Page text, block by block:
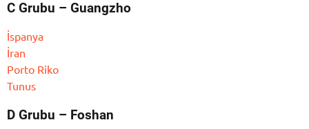
C Grubu – Guangzho
İspanya
İran
Porto Riko
Tunus
D Grubu – Foshan